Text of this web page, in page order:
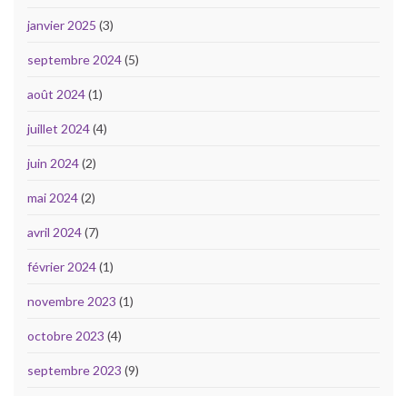
janvier 2025 (3)
septembre 2024(5)
août 2024(1)
juillet 2024(4)
juin 2024(2)
mai 2024(2)
avril 2024(7)
février 2024(1)
novembre 2023 (1)
octobre 2023 (4)
septembre 2023 (9)